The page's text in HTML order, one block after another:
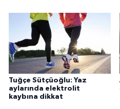
Tuğçe Sütçüoğlu: Yaz
aylarında elektrolit
kaybına dikkat